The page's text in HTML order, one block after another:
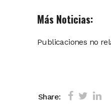
Más Noticias:
Publicaciones no
Share: